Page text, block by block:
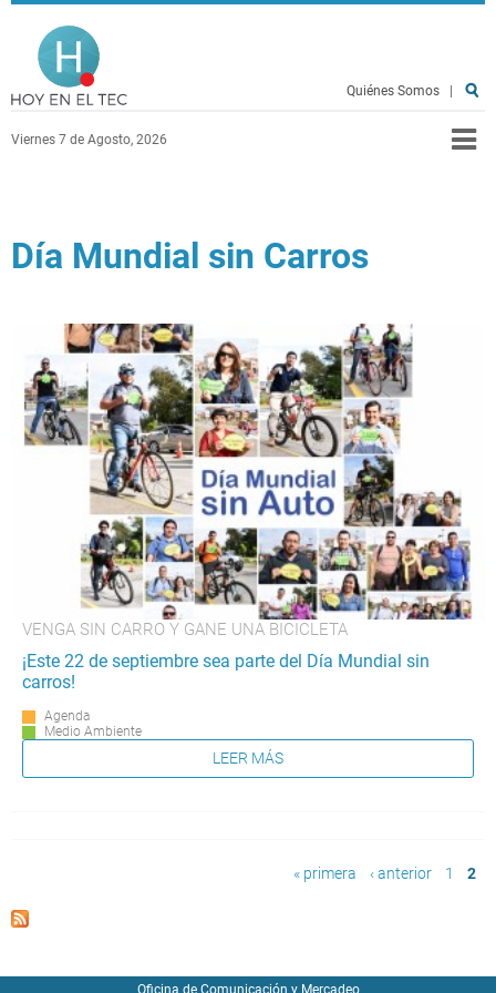
Pasar al contenido principal
Viernes 7 de Agosto, 2026
Quiénes Somos
Día Mundial sin Carros
VENGA SIN CARRO Y GANE UNA BICICLETA
¡Este 22 de septiembre sea parte del Día Mundial sin
carros!
Agenda
Medio Ambiente
LEER MÁS
« primera ‹ anterior 1 2
Oficina de Comunicación y Mercadeo